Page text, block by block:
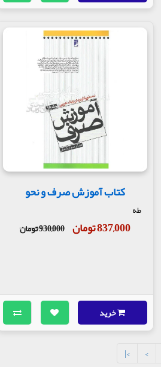
کتاب آموزش صرف و نحو
طه
837,000 تومان 930,000 تومان
خرید
>
>|